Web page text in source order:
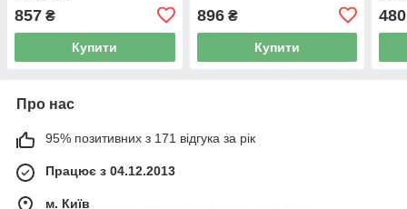
857 ₴
Купити
896₴
Купити
480
Про нас
95% позитивних з 171 відгука за рік
Працює з 04.12.2013
м. Київ